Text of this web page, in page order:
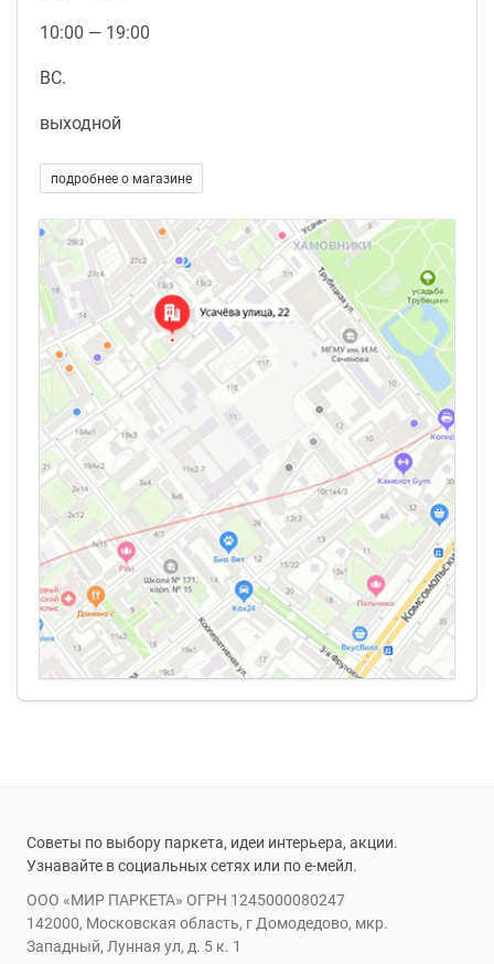
10:00 — 19:00
ВС.
выходной
подробнее о магазине
Советы по выбору паркета, идеи интерьера, акции.
Узнавайте в социальных сетях или по е-мейл.
ООО «МИР ПАРКЕТА» ОГРН 1245000080247
142000, Московская область, г Домодедово, мкр.
Западный, Лунная ул, д. 5 к. 1